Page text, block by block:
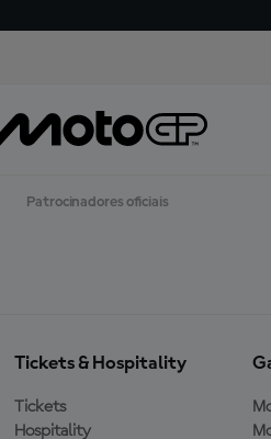
Patrocinadores oficiais
Tickets & Hospitality
Tickets
Hospitality